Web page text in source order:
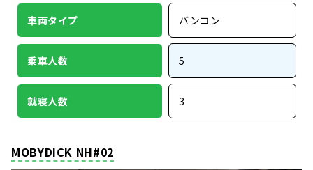
車両タイプ バンコン
乗車人数 5
就寝人数 3
MOBYDICK NH#02